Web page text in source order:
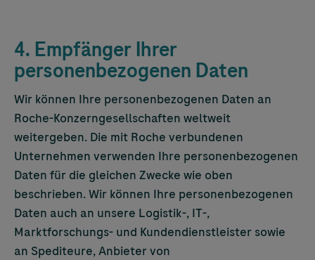
4. Empfänger Ihrer
personenbezogenen Daten
Wir können Ihre personenbezogenen Daten an
Roche-Konzerngesellschaften weltweit
weitergeben. Die mit Roche verbundenen
Unternehmen verwenden Ihre personenbezogenen
Daten für die gleichen Zwecke wie oben
beschrieben. Wir können Ihre personenbezogenen
Daten auch an unsere Logistik-, IT-,
Marktforschungs- und Kundendienstleister sowie
an Spediteure, Anbieter von